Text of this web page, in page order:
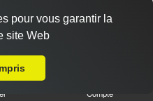
Compte
pour vous garantir la
site Web